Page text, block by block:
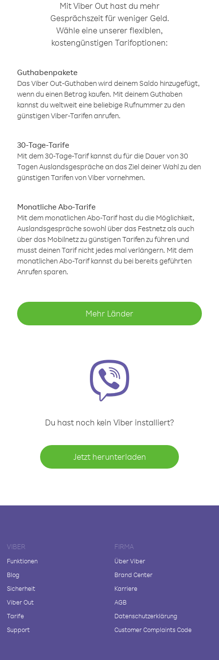
Mit Viber Out hast du mehr
Gesprächszeit für weniger Geld.
Wähle eine unserer flexiblen,
kostengünstigen Tarifoptionen:
Guthabenpakete
Das Viber Out-Guthaben wird deinem Saldo hinzugefügt,
wenn du einen Betrag kaufen. Mit deinem Guthaben
kannst du weltweit eine beliebige Rufnummer zu den
günstigen Viber-Tarifen anrufen.
30-Tage-Tarife
Mit dem 30-Tage-Tarif kannst du für die Dauer von 30
Tagen Auslandsgespräche an das Ziel deiner Wahl zu den
günstigen Tarifen von Viber vornehmen.
Monatliche Abo-Tarife
Mit dem monatlichen Abo-Tarif hast du die Möglichkeit,
Auslandsgespräche sowohl über das Festnetz als auch
über das Mobilnetz zu günstigen Tarifen zu führen und
musst deinen Tarif nicht jedes mal verlängern. Mit dem
monatlichen Abo-Tarif kannst du bei bereits geführten
Anrufen sparen.
Mehr Länder
Du hast noch kein Viber installiert?
Jetzt herunterladen
VIBER
Funktionen
Blog
Sicherheit
Viber Out
Tarife
Support
FIRMA
Über Viber
Brand Center
Karriere
AGB
Datenschutzerklärung
Customer Complaints Code